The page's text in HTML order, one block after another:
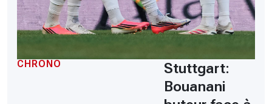
CHRONO
Stuttgart:
Bouanani